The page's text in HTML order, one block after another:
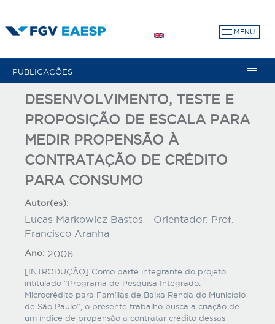
para
MENU
PUBLICAÇÕES
DESENVOLVIMENTO, TESTE E
PROPOSIÇÃO DE ESCALA PARA
MEDIR PROPENSÃO À
CONTRATAÇÃO DE CRÉDITO
PARA CONSUMO
Autor(es):
Lucas Markowicz Bastos - Orientador: Prof.
Francisco Aranha
Ano: 2006
[INTRODUÇÃO] Como parte integrante do projeto
intitulado “Programa de Pesquisa Integrado:
Microcrédito para Famílias de Baixa Renda do Município
de São Paulo”, o presente trabalho busca a criação de
um índice de propensão a contratar crédito dessas